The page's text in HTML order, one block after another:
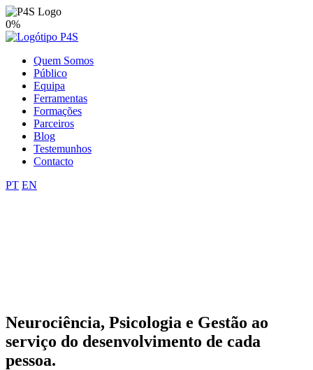
0%
Quem Somos
Público
Equipa
Ferramentas
Formações
Parceiros
Blog
Testemunhos
Contacto
PT EN
Neurociência, Psicologia e Gestão ao
serviço do desenvolvimento de cada
pessoa.